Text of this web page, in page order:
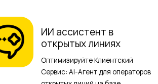
ИИ ассистент в
открытых линиях
Оптимизируйте Клиентский
Сервис: AI-Агент для операторов